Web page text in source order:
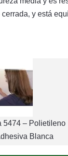
y está
5474 – Polietileno
Blanca